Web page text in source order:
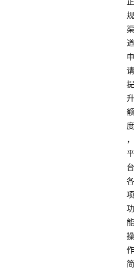
规
渠
道
申
请
提
升
额
度
，
平
台
各
项
功
能
操
作
简